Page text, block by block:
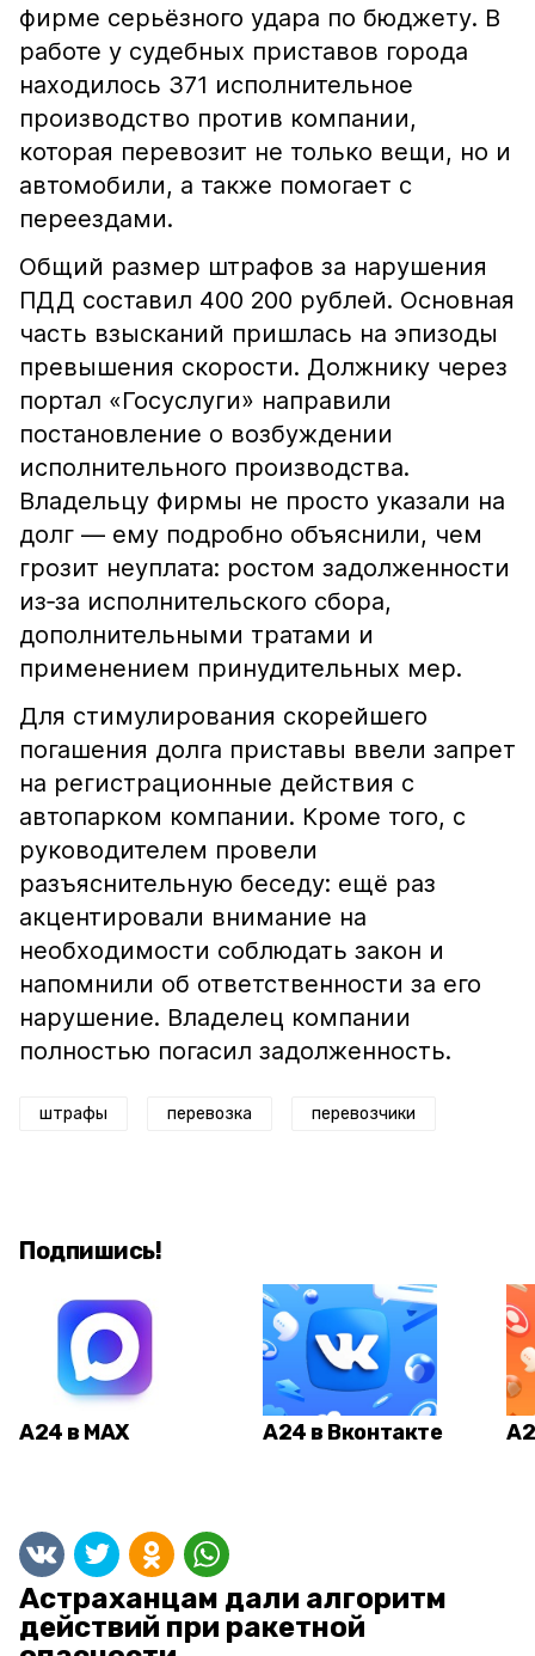
фирме серьёзного удара по бюджету. В
работе у судебных приставов города
находилось 371 исполнительное
производство против компании,
которая перевозит не только вещи, но и
автомобили, а также помогает с
переездами.
Общий размер штрафов за нарушения
ПДД составил 400 200 рублей. Основная
часть взысканий пришлась на эпизоды
превышения скорости. Должнику через
портал «Госуслуги» направили
постановление о возбуждении
исполнительного производства.
Владельцу фирмы не просто указали на
долг — ему подробно объяснили, чем
грозит неуплата: ростом задолженности
из‑за исполнительского сбора,
дополнительными тратами и
применением принудительных мер.
Для стимулирования скорейшего
погашения долга приставы ввели запрет
на регистрационные действия с
автопарком компании. Кроме того, с
руководителем провели
разъяснительную беседу: ещё раз
акцентировали внимание на
необходимости соблюдать закон и
напомнили об ответственности за его
нарушение. Владелец компании
полностью погасил задолженность.
штрафы перевозка перевозчики
Подпишись!
А24 в MAX А24 в Вконтакте
Астраханцам дали алгоритм
действий при ракетной